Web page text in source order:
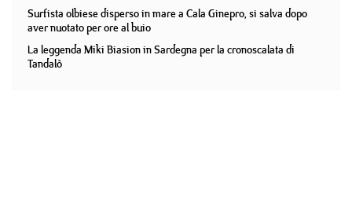
Surfista olbiese disperso in mare a Cala Ginepro, si salva dopo
aver nuotato per ore al buio
La leggenda Miki Biasion in Sardegna per la cronoscalata di
Tandalò